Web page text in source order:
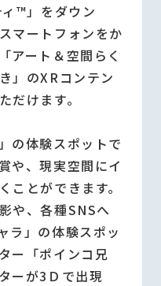
™」をダウン
マートフォンをか
アート＆空間らく
」のXRコンテン
だけます。
の体験スポットで
や、現実空間にイ
ことができます。
や、各種SNSへ
ラ」の体験スポッ
ー「ポインコ兄
ーが3Ｄで出現